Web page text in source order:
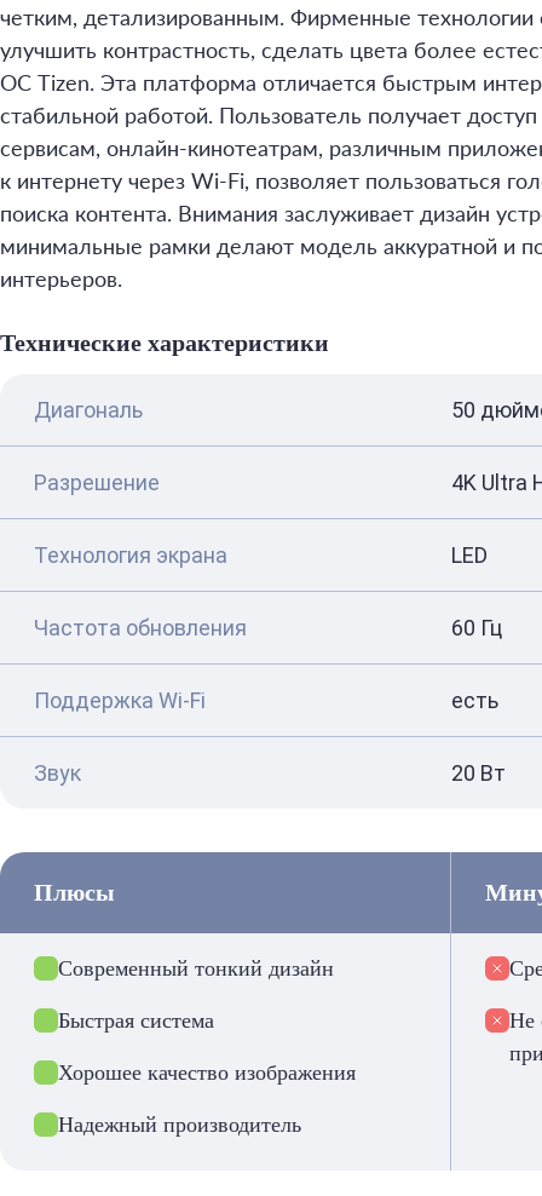
четким, детализированным. Фирменные
улучшить контрастность, сделать цвета более
ОС Tizen. Эта платформа отличается быстрым
стабильной работой. Пользователь получает
сервисам, онлайн-кинотеатрам, различным
к интернету через Wi-Fi, позволяет пользоваться
поиска контента. Внимания заслуживает дизайн
минимальные рамки делают модель аккуратной и
интерьеров.
Технические характеристики
Диагональ 50
Разрешение 4K Ultra
Технология экрана LED
Частота обновления 60 Гц
Поддержка Wi-Fi есть
Звук 20 Вт
Плюсы
Современный тонкий дизайн
Быстрая система
Хорошее качество изображения
Надежный производитель
Не